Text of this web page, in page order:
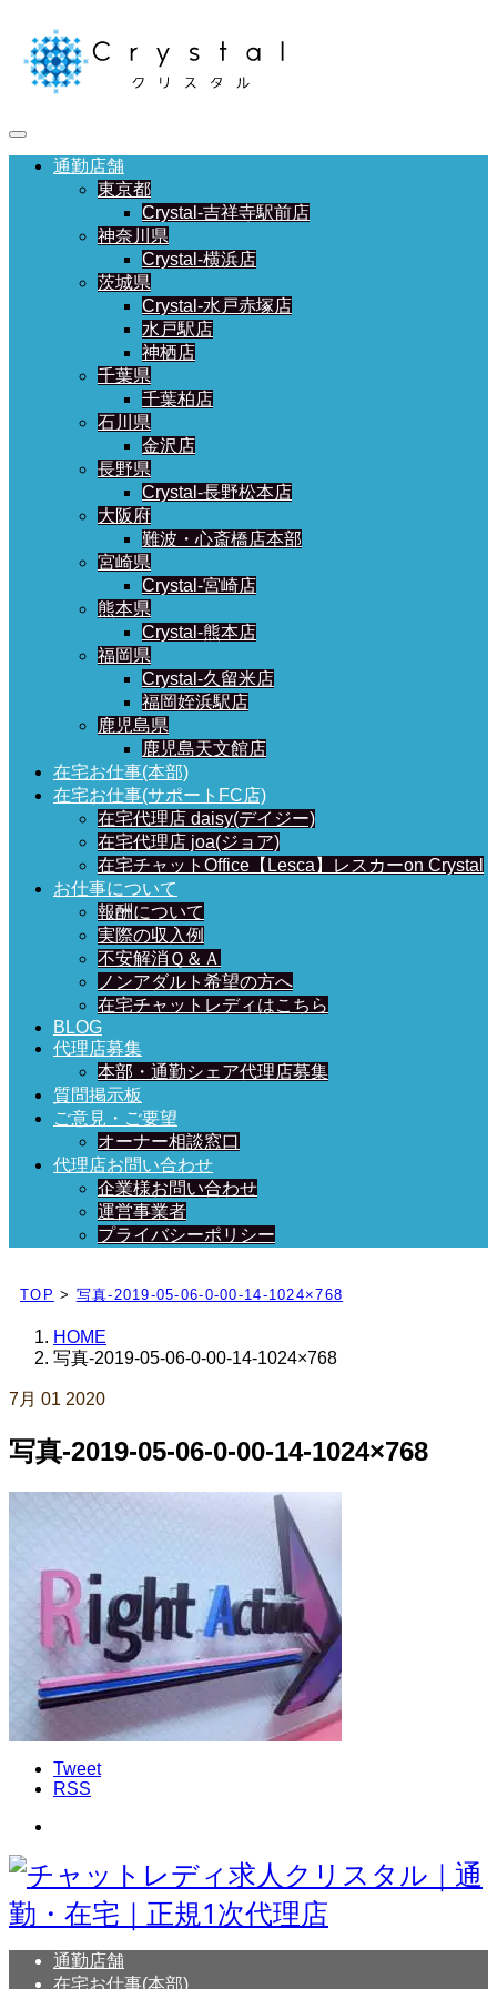
通勤店舗
東京都
Crystal-吉祥寺駅前店
神奈川県
Crystal-横浜店
茨城県
Crystal-水戸赤塚店
水戸駅店
神栖店
千葉県
千葉柏店
石川県
金沢店
長野県
Crystal-長野松本店
大阪府
難波・心斎橋店本部
宮崎県
Crystal-宮崎店
熊本県
Crystal-熊本店
福岡県
Crystal-久留米店
福岡姪浜駅店
鹿児島県
鹿児島天文館店
在宅お仕事(本部)
在宅お仕事(サポートFC店)
在宅代理店 daisy(デイジー)
在宅代理店 joa(ジョア)
在宅チャットOffice【Lesca】レスカーon Crystal
お仕事について
報酬について
実際の収入例
不安解消Ｑ＆Ａ
ノンアダルト希望の方へ
在宅チャットレディはこちら
BLOG
代理店募集
本部・通勤シェア代理店募集
質問掲示板
ご意見・ご要望
オーナー相談窓口
代理店お問い合わせ
企業様お問い合わせ
運営事業者
プライバシーポリシー
日々、ブログを更新中！
TOP > 写真-2019-05-06-0-00-14-1024×768
HOME
写真-2019-05-06-0-00-14-1024×768
7月 01 2020
写真-2019-05-06-0-00-14-1024×768
Tweet
RSS
通勤店舗
在宅お仕事(本部)